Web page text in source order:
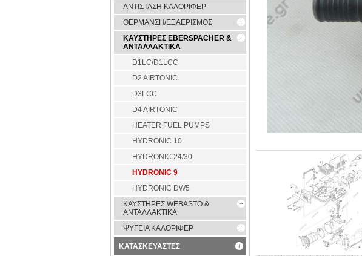
ΑΝΤΙΣΤΑΣΗ ΚΑΛΟΡΙΦΕΡ
ΘΕΡΜΑΝΣΗ/ΕΞΑΕΡΙΣΜΟΣ
ΚΑΥΣΤΗΡΕΣ EBERSPACHER &
ΑΝΤΑΛΛΑΚΤΙΚΑ
D1LC/D1LCC
D2 AIRTONIC
D3LCC
D4 AIRTONIC
HEATER FUEL PUMPS
HYDRONIC 10
HYDRONIC 24/30
HYDRONIC 9
HYDRONIC DW5
ΚΑΥΣΤΗΡΕΣ WEBASTO &
ΑΝΤΑΛΛΑΚΤΙΚΑ
ΨΥΓΕΙΑ ΚΑΛΟΡΙΦΕΡ
ΚΑΤΑΣΚΕΥΑΣΤΕΣ